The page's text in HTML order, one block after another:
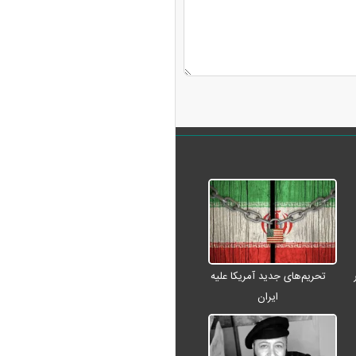
تحریم‌های جدید آمریکا علیه
ایران